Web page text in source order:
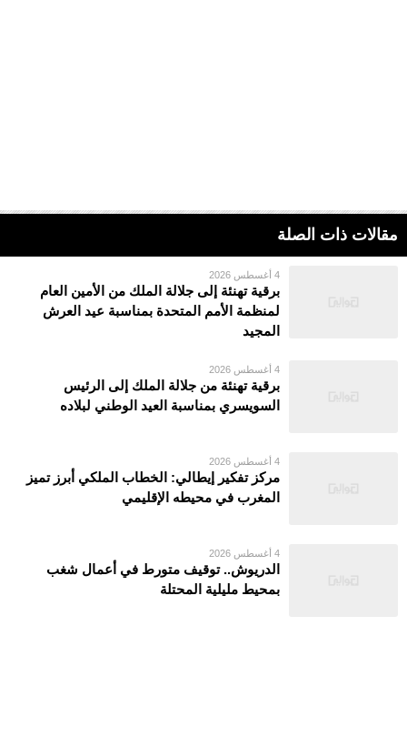
مقالات ذات الصلة
4 أغسطس 2026
برقية تهنئة إلى جلالة الملك من الأمين العام
لمنظمة الأمم المتحدة بمناسبة عيد العرش
المجيد
4 أغسطس 2026
برقية تهنئة من جلالة الملك إلى الرئيس
السويسري بمناسبة العيد الوطني لبلاده
4 أغسطس 2026
مركز تفكير إيطالي: الخطاب الملكي أبرز تميز
المغرب في محيطه الإقليمي
4 أغسطس 2026
الدريوش.. توقيف متورط في أعمال شغب
بمحيط مليلية المحتلة